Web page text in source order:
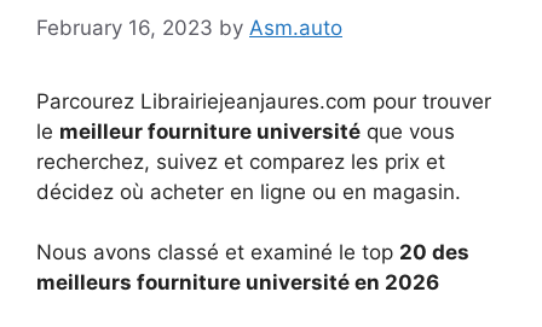
February 16, 2023 by Asm.auto
Parcourez Librairiejeanjaures.com pour trouver
le meilleur fourniture université que vous
recherchez, suivez et comparez les prix et
décidez où acheter en ligne ou en magasin.
Nous avons classé et examiné le top 20 des
meilleurs fourniture université en 2026